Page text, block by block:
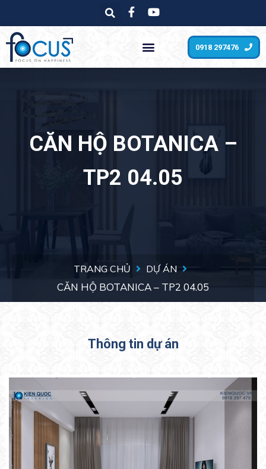
0918 297476
CĂN HỘ BOTANICA –
TP2 04.05
TRANG CHỦ DỰ ÁN
CĂN HỘ BOTANICA – TP2 04.05
Thông tin dự án